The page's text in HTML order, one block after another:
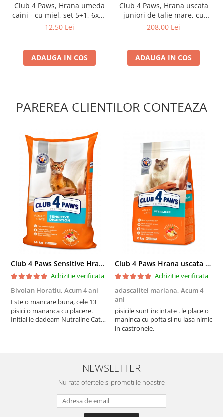
Club 4 Paws, Hrana umeda
caini - cu miel, set 5+1, 6x80
g
12,50 Lei
ADAUGA IN COS
Club 4 Paws, Hrana uscata
juniori de talie mare, cu
pui, 14kg
208,00 Lei
ADAUGA IN COS
PAREREA CLIENTILOR CONTEAZA
Club 4 Paws Sensitive Hrana uscata pisici adulte, 14kg
Achizitie verificata
Bivolan Horatiu, Acum 4 ani
Este o mancare buna, cele 13
pisici o mananca cu placere.
Initial le dadeam Nutraline Cat
nu o mananca cu placere. Eu
sunt multumit si voi continua cu
Club 4 Paws Hrana uscata pisici sterilizate, 2kg
Achizitie verificata
adascalitei mariana, Acum 4
ani
pisicile sunt incintate , le place o
maninca cu pofta si nu lasa nimic
in castronele.
NEWSLETTER
Nu rata ofertele si promotiile noastre